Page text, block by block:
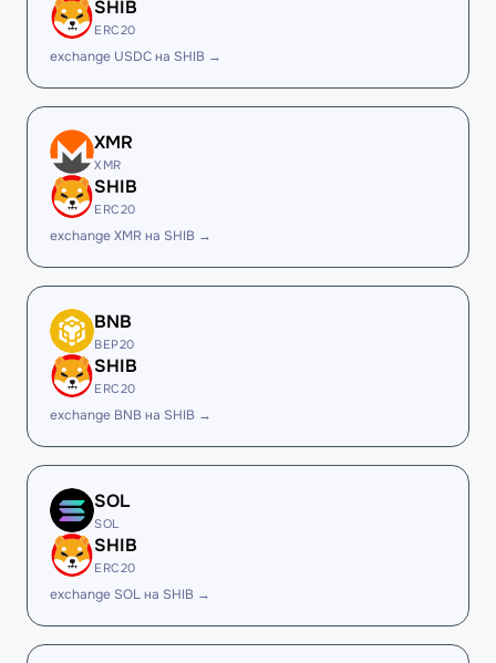
SHIB
ERC20
exchange USDC на SHIB →
XMR
XMR
SHIB
ERC20
exchange XMR на SHIB →
BNB
BEP20
SHIB
ERC20
exchange BNB на SHIB →
SOL
SOL
SHIB
ERC20
exchange SOL на SHIB →